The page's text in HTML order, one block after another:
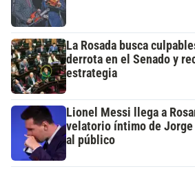
La Rosada busca
derrota en el Senado y
estrategia
Lionel Messi llega a
velatorio íntimo de Jorge
al público